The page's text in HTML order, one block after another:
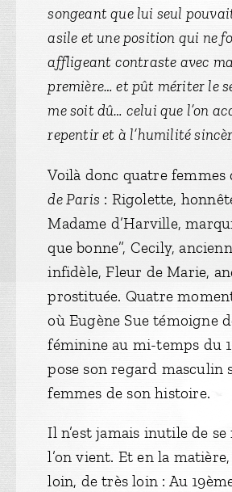
songeant que lui seul
asile et une position qui ne
affligeant contraste avec
première… et pût mériter le
me soit dû… celui que l’on
repentir et à l’humilité
Voilà donc quatre femmes
de Paris : Rigolette,
Madame d’Harville,
que bonne”, Cecily,
infidèle, Fleur de Marie,
prostituée. Quatre
où Eugène Sue témoigne
féminine au mi-temps du
pose son regard masculin
femmes de son histoire.
Il n’est jamais inutile de se
l’on vient. Et en la
loin, de très loin : Au